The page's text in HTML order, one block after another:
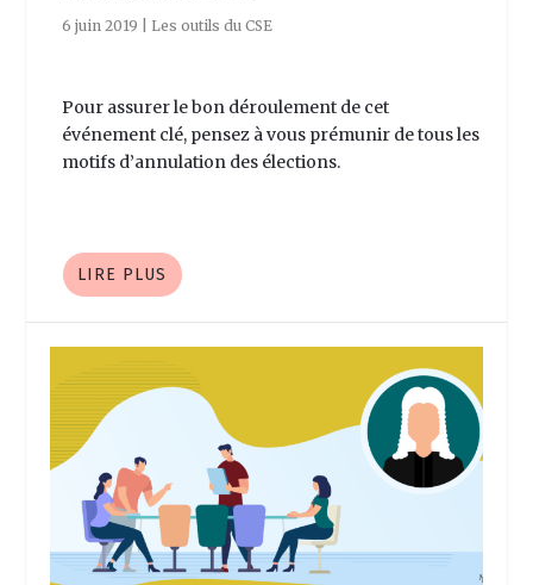
6 juin 2019 Les outils du CSE
Pour assurer le bon déroulement de cet
événement clé, pensez à vous prémunir de tous les
motifs d’annulation des élections.
LIRE PLUS